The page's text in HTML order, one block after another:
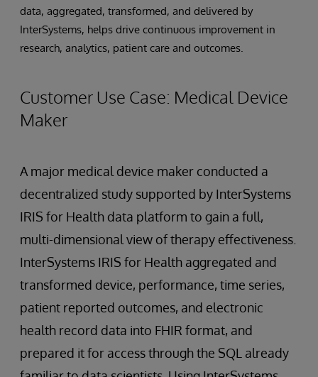
data, aggregated, transformed, and delivered by
InterSystems, helps drive continuous improvement in
research, analytics, patient care and outcomes.
Customer Use Case: Medical Device
Maker
A major medical device maker conducted a
decentralized study supported by InterSystems
IRIS for Health data platform to gain a full,
multi-dimensional view of therapy effectiveness.
InterSystems IRIS for Health aggregated and
transformed device, performance, time series,
patient reported outcomes, and electronic
health record data into FHIR format, and
prepared it for access through the SQL already